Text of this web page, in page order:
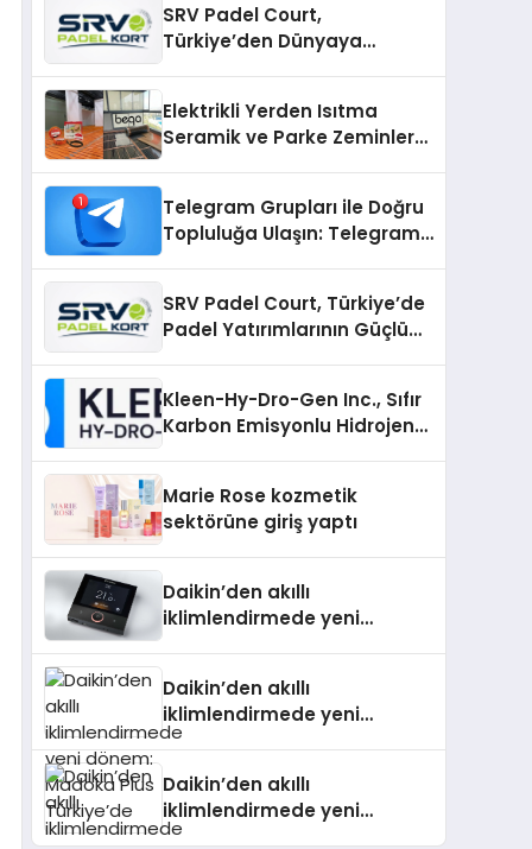
SRV Padel Court,
Türkiye’den Dünyaya
Elektrikli Yerden Isıtma
Seramik ve Parke Zeminler
Telegram Grupları ile Doğru
Topluluğa Ulaşın: Telegram
SRV Padel Court, Türkiye’de
Padel Yatırımlarının Güçlü
Kleen-Hy-Dro-Gen Inc., Sıfır
Karbon Emisyonlu Hidrojen
Aldı
Marie Rose kozmetik
sektörüne giriş yaptı
Daikin’den akıllı
iklimlendirmede yeni
Daikin’den akıllı
iklimlendirmede yeni
dönem: Madoka Plus
Daikin’den akıllı
iklimlendirmede yeni
dönem: Madoka Plus